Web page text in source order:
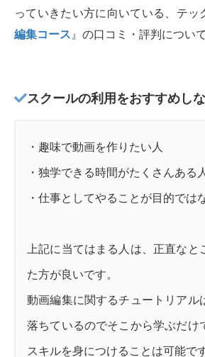
っていきたい方に向いている、テッ
編集コース 』の口コミ・評判につい
スクールの利用をおすすめし
・趣味で動画を作りたい人
・独学できる時間がたくさんある人
・仕事としてやることが目的では
上記に当てはまる人は、正直なと
た方が良いです。
動画編集に関するチュートリアル
落ちているのでそこから学ぶだけ
スキルを身につけることは可能です